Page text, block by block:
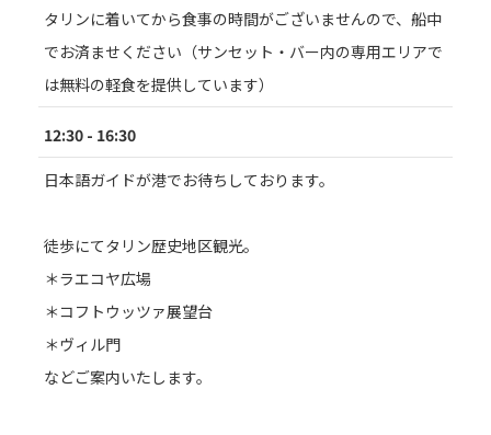
タリンに着いてから食事の時間がございませんので、船中
でお済ませください（サンセット・バー内の専用エリアで
は無料の軽食を提供しています）
12:30 - 16:30
日本語ガイドが港でお待ちしております。
徒歩にてタリン歴史地区観光。
＊ラエコヤ広場
＊コフトウッツァ展望台
＊ヴィル門
などご案内いたします。